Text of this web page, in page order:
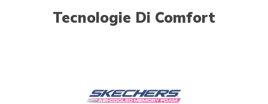
Tecnologie Di Comfort